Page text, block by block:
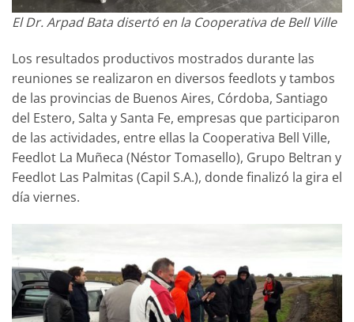
El Dr. Arpad Bata disertó en la Cooperativa de Bell Ville
Los resultados productivos mostrados durante las
reuniones se realizaron en diversos feedlots y tambos
de las provincias de Buenos Aires, Córdoba, Santiago
del Estero, Salta y Santa Fe, empresas que participaron
de las actividades, entre ellas la Cooperativa Bell Ville,
Feedlot La Muñeca (Néstor Tomasello), Grupo Beltran y
Feedlot Las Palmitas (Capil S.A.), donde finalizó la gira el
día viernes.